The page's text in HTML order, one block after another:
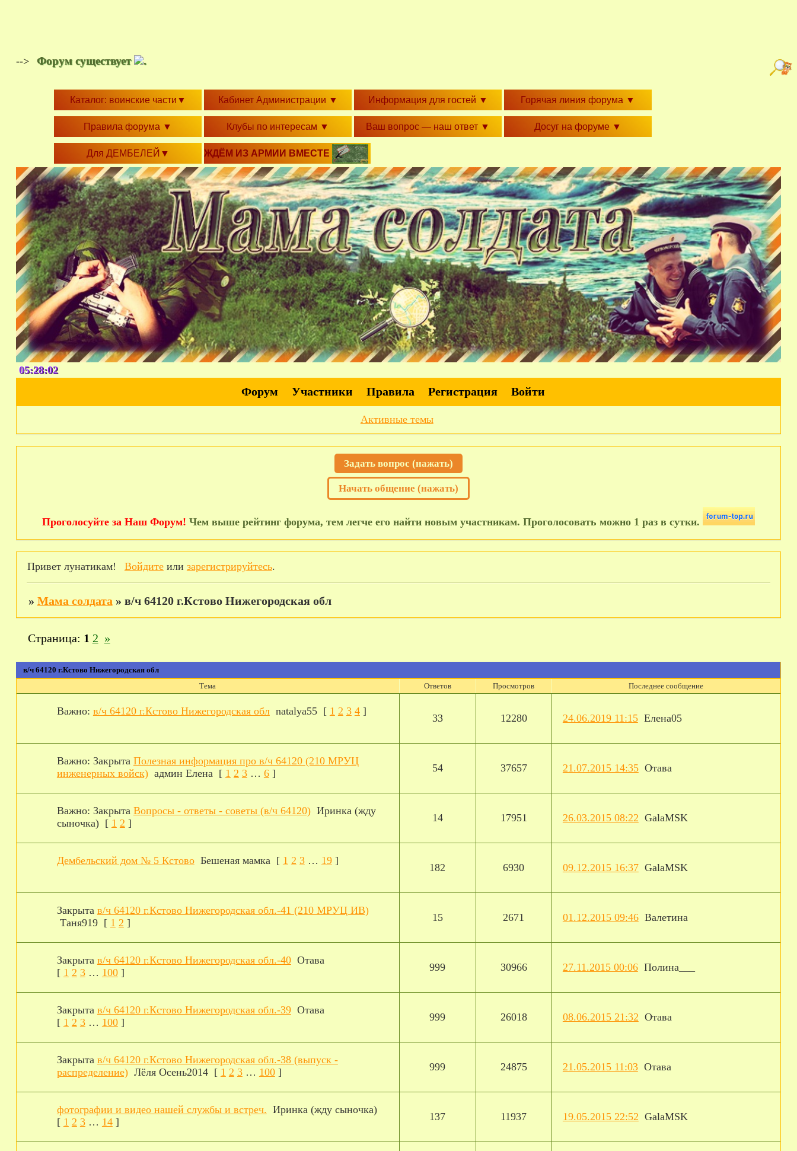
--> Форум существует .
Каталог: воинские части ▼ Кабинет Администрации ▼ Информация для гостей ▼ Горячая линия форума ▼
Правила форума ▼ Клубы по интересам ▼ Ваш вопрос — наш ответ ▼ Досуг на форуме ▼
Для ДЕМБЕЛЕЙ ▼ ЖДЁМ ИЗ АРМИИ ВМЕСТЕ
05:28:03
Форум Участники Правила Регистрация Войти
Активные темы
Задать вопрос (нажать)
Начать общение (нажать)
Проголосуйте за Наш Форум! Чем выше рейтинг форума, тем легче его найти новым участникам. Проголосовать можно 1 раз в сутки.
Привет лунатикам! Войдитеили зарегистрируйтесь.
» Мама солдата » в/ч 64120 г.Кстово Нижегородская обл
в/ч 64120 г.Кстово Нижегородская обл
Страница: 1 2 »
Тема Ответов Просмотров Последнее сообщение
Важно: в/ч 64120 г.Кстово Нижегородская обл natalya55 [ 1 2 3 4 ]
33 12280 24.06.2019 11:15 Елена05
Важно: Закрыта Полезная информация про в/ч 64120 (210 МРУЦ
инженерных войск) админ Елена [ 1 2 3 … 6 ] 54 37657 21.07.2015 14:35 Отава
Важно: Закрыта Вопросы - ответы - советы (в/ч 64120) Иринка (жду
сыночка) [ 1 2 ] 14 17951 26.03.2015 08:22 GalaMSK
Дембельский дом № 5 Кстово Бешеная мамка [ 1 2 3 … 19 ]
182 6930 09.12.2015 16:37 GalaMSK
Закрыта в/ч 64120 г.Кстово Нижегородская обл.-41 (210 МРУЦ ИВ)
Таня919 [ 1 2 ] 15 2671 01.12.2015 09:46 Валетина
Закрыта в/ч 64120 г.Кстово Нижегородская обл.-40 Отава
[ 1 2 3 … 100 ] 999 30966 27.11.2015 00:06 Полина___
Закрыта в/ч 64120 г.Кстово Нижегородская обл.-39 Отава
[ 1 2 3 … 100 ] 999 26018 08.06.2015 21:32 Отава
Закрыта в/ч 64120 г.Кстово Нижегородская обл.-38 (выпуск -
распределение) Лёля Осень2014 [ 1 2 3 … 100 ] 999 24875 21.05.2015 11:03 Отава
фотографии и видео нашей службы и встреч. Иринка (жду сыночка)
[ 1 2 3 … 14 ] 137 11937 19.05.2015 22:52 GalaMSK